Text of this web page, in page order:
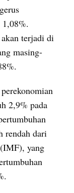
terjadi di
masing-
2,9% pada
rendah dari
yang